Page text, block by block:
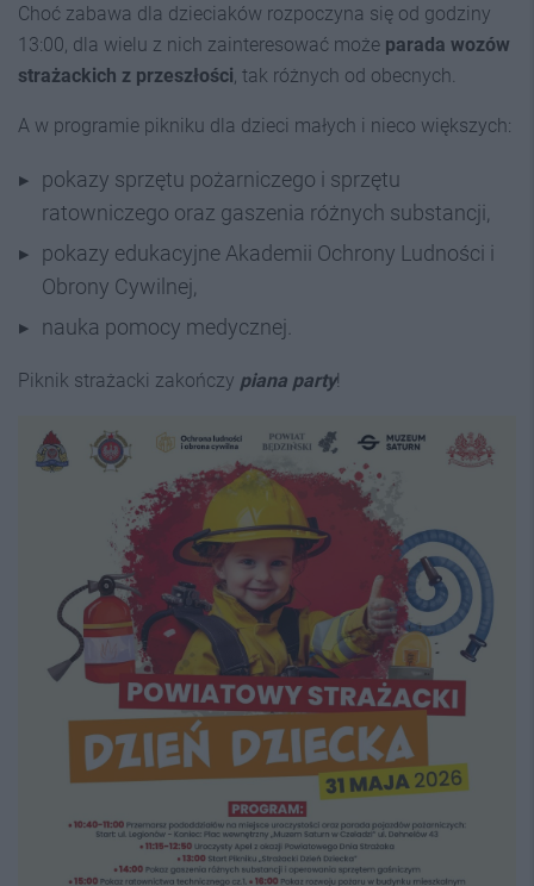
Choć zabawa dla dzieciaków rozpoczyna się od godziny
13:00, dla wielu z nich zainteresować może parada wozów
strażackich z przeszłości, tak różnych od obecnych.
A w programie pikniku dla dzieci małych i nieco większych:
pokazy sprzętu pożarniczego i sprzętu
ratowniczego oraz gaszenia różnych substancji,
pokazy edukacyjne Akademii Ochrony Ludności i
Obrony Cywilnej,
nauka pomocy medycznej.
Piknik strażacki zakończy piana party!